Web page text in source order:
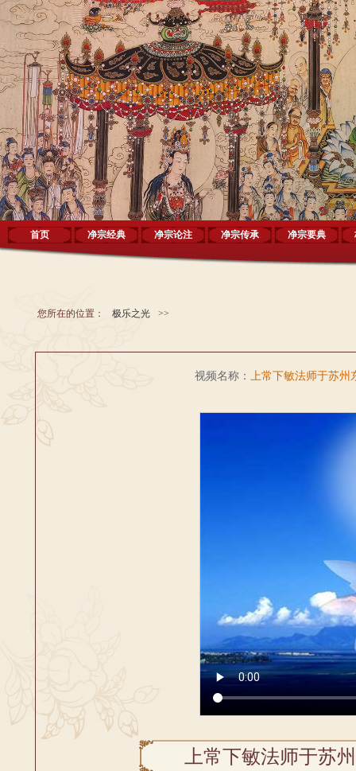
首页 净宗经典 净宗论注 净宗传承 净宗要典
您所在的位置： 极乐之光 >>
视频名称： 上常下敏法师于苏
上常下敏法师于苏